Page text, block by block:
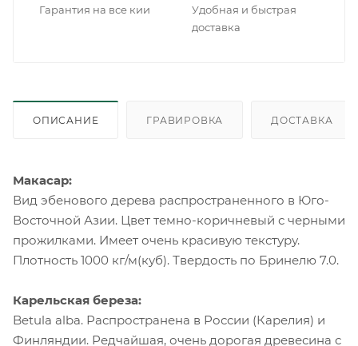
Гарантия на все кии
Удобная и быстрая
доставка
ОПИСАНИЕ ГРАВИРОВКА ДОСТАВКА
Макасар:
Вид эбенового дерева распространенного в Юго-
Восточной Азии. Цвет темно-коричневый с черными
прожилками. Имеет очень красивую текстуру.
Плотность 1000 кг/м(куб). Твердость по Бринелю 7.0.
Карельская береза:
Betula alba. Распространена в России (Карелия) и
Финляндии. Редчайшая, очень дорогая древесина с